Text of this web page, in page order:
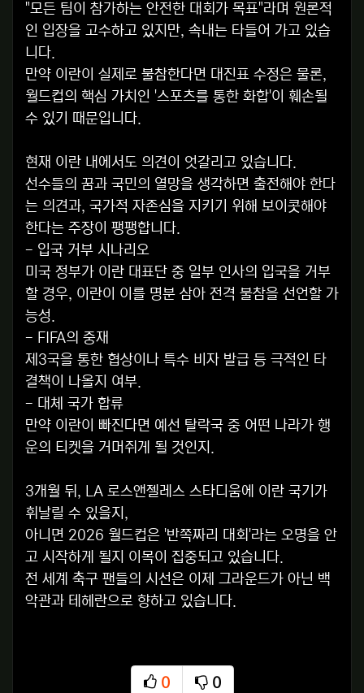
"모든 팀이 참가하는 안전한 대회가 목표"라며 원론적
인 입장을 고수하고 있지만, 속내는 타들어 가고 있습
니다.
만약 이란이 실제로 불참한다면 대진표 수정은 물론,
월드컵의 핵심 가치인 '스포츠를 통한 화합'이 훼손될
수 있기 때문입니다.
현재 이란 내에서도 의견이 엇갈리고 있습니다.
선수들의 꿈과 국민의 열망을 생각하면 출전해야 한다
는 의견과, 국가적 자존심을 지키기 위해 보이콧해야
한다는 주장이 팽팽합니다.
- 입국 거부 시나리오
미국 정부가 이란 대표단 중 일부 인사의 입국을 거부
할 경우, 이란이 이를 명분 삼아 전격 불참을 선언할 가
능성.
- FIFA의 중재
제3국을 통한 협상이나 특수 비자 발급 등 극적인 타
결책이 나올지 여부.
- 대체 국가 합류
만약 이란이 빠진다면 예선 탈락국 중 어떤 나라가 행
운의 티켓을 거머쥐게 될 것인지.
3개월 뒤, LA 로스앤젤레스 스타디움에 이란 국기가
휘날릴 수 있을지,
아니면 2026 월드컵은 '반쪽짜리 대회'라는 오명을 안
고 시작하게 될지 이목이 집중되고 있습니다.
전 세계 축구 팬들의 시선은 이제 그라운드가 아닌 백
악관과 테헤란으로 향하고 있습니다.
0
0